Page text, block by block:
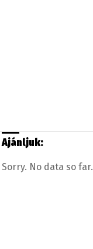
Ajánljuk:
Sorry. No data so far.